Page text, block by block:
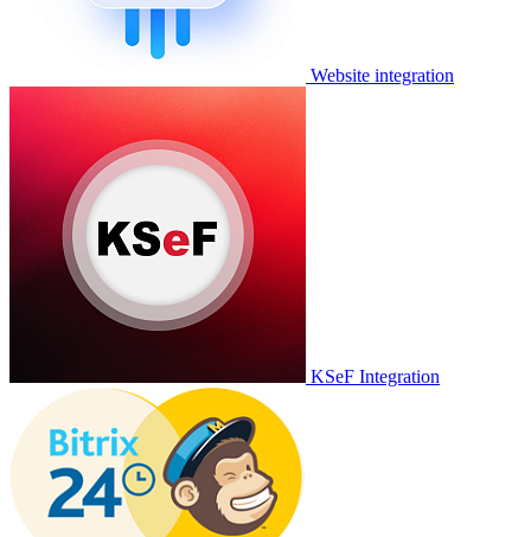
Website integration
KSeF Integration